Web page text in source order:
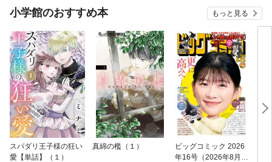
小学館のおすすめ本 もっと見る
スパダリ王子様の狂い
愛【単話】（１）
真綿の檻（１）
ビッグコミック 2026
年16号（2026年8月7